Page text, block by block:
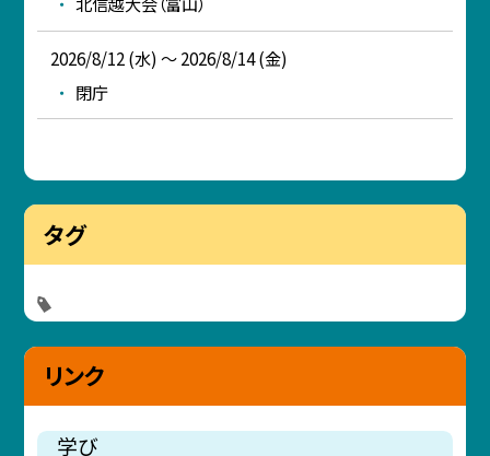
2026/8/12 (水) ～ 2026/8/14 (金)
閉庁
タグ
リンク
学び